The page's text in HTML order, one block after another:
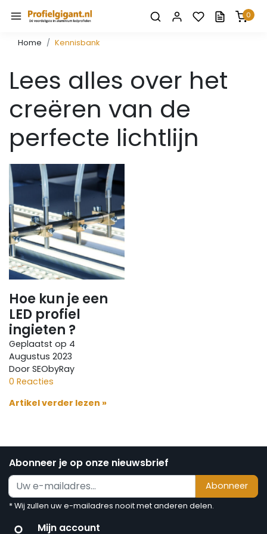
0
Home Kennisbank
Lees alles over het
creëren van de
perfecte lichtlijn
Hoe kun je een
LED profiel
ingieten ?
Geplaatst op 4
Augustus 2023
Door SEObyRay
0 Reacties
Artikel verder lezen »
Abonneer je op onze nieuwsbrief
Abonneer
* Wij zullen uw e-mailadres nooit met anderen delen.
Mijn account